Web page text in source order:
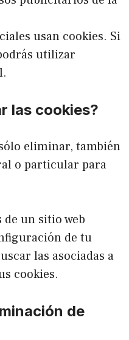
usan cookies. Si
utilizar
las cookies?
eliminar, también
o particular para
un sitio web
de tu
las asociadas a
cookies.
de